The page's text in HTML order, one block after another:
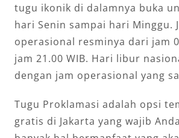
tugu ikonik di dalamnya buka
hari Senin sampai hari Minggu.
operasional resminya dari jam
jam 21.00 WIB. Hari libur
dengan jam operasional yang
Tugu Proklamasi adalah opsi
gratis di Jakarta yang wajib